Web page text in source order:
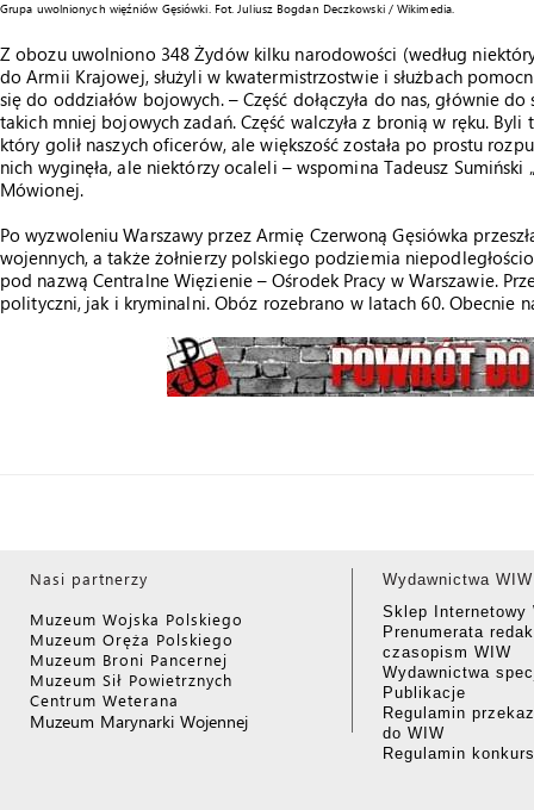
Grupa uwolnionych więźniów Gęsiówki. Fot. Juliusz Bogdan Deczkowski / Wikimedia.
Z obozu uwolniono 348 Żydów kilku narodowości (według
do Armii Krajowej, służyli w kwatermistrzostwie i służbach
się do oddziałów bojowych. – Część dołączyła do nas, głównie
takich mniej bojowych zadań. Część walczyła z bronią w ręku.
który golił naszych oficerów, ale większość została po prostu
nich wyginęła, ale niektórzy ocaleli – wspomina Tadeusz
Mówionej.
Po wyzwoleniu Warszawy przez Armię Czerwoną Gęsiówka
wojennych, a także żołnierzy polskiego podziemia
pod nazwą Centralne Więzienie – Ośrodek Pracy w Warszawie.
polityczni, jak i kryminalni. Obóz rozebrano w latach 60. Obecnie
Nasi partnerzy
Muzeum Wojska Polskiego
Muzeum Oręża Polskiego
Muzeum Broni Pancernej
Muzeum Sił Powietrznych
Centrum Weterana
Muzeum Marynarki Wojennej
Wydawnictwa WIW
Sklep Internetowy
Prenumerata
czasopism WIW
Wydawnictwa
Publikacje
Regulamin
do WIW
Regulamin